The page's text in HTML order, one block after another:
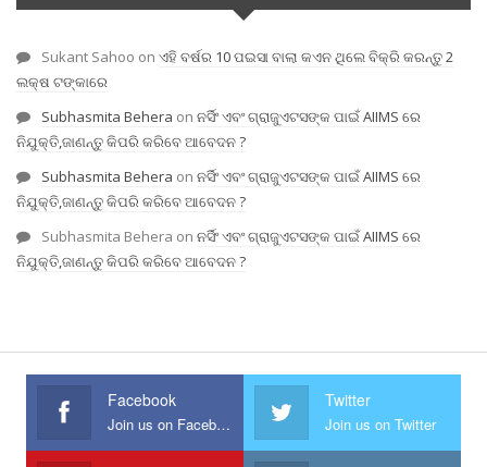
Sukant Sahoo on ଏହି ବର୍ଷର 10 ପଇସା ବାଲା କଏନ ଥିଲେ ବିକ୍ରି କରନ୍ତୁ 2
ଲକ୍ଷ ଟଙ୍କାରେ
Subhasmita Behera on ନର୍ସିଂ ଏବଂ ଗ୍ରାଜୁଏଟସଙ୍କ ପାଇଁ AIIMS ରେ
ନିଯୁକ୍ତି,ଜାଣନ୍ତୁ କିପରି କରିବେ ଆବେଦନ ?
Subhasmita Behera on ନର୍ସିଂ ଏବଂ ଗ୍ରାଜୁଏଟସଙ୍କ ପାଇଁ AIIMS ରେ
ନିଯୁକ୍ତି,ଜାଣନ୍ତୁ କିପରି କରିବେ ଆବେଦନ ?
Subhasmita Behera on ନର୍ସିଂ ଏବଂ ଗ୍ରାଜୁଏଟସଙ୍କ ପାଇଁ AIIMS ରେ
ନିଯୁକ୍ତି,ଜାଣନ୍ତୁ କିପରି କରିବେ ଆବେଦନ ?
Facebook
Join us on Facebook
Twitter
Join us on Twitter